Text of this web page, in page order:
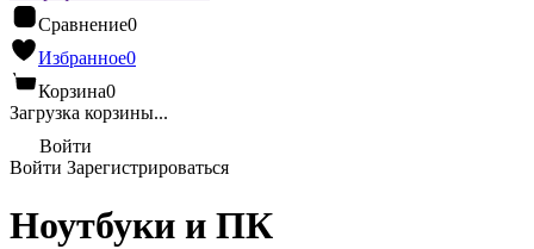
Сравнение0
Избранное0
Корзина0
Загрузка корзины...
Войти
Войти Зарегистрироваться
Ноутбуки и ПК